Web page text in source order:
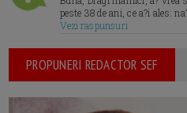
peste 38 de ani, ce a?i ales:
Vezi raspunsuri
PROPUNERI REDACTOR SEF